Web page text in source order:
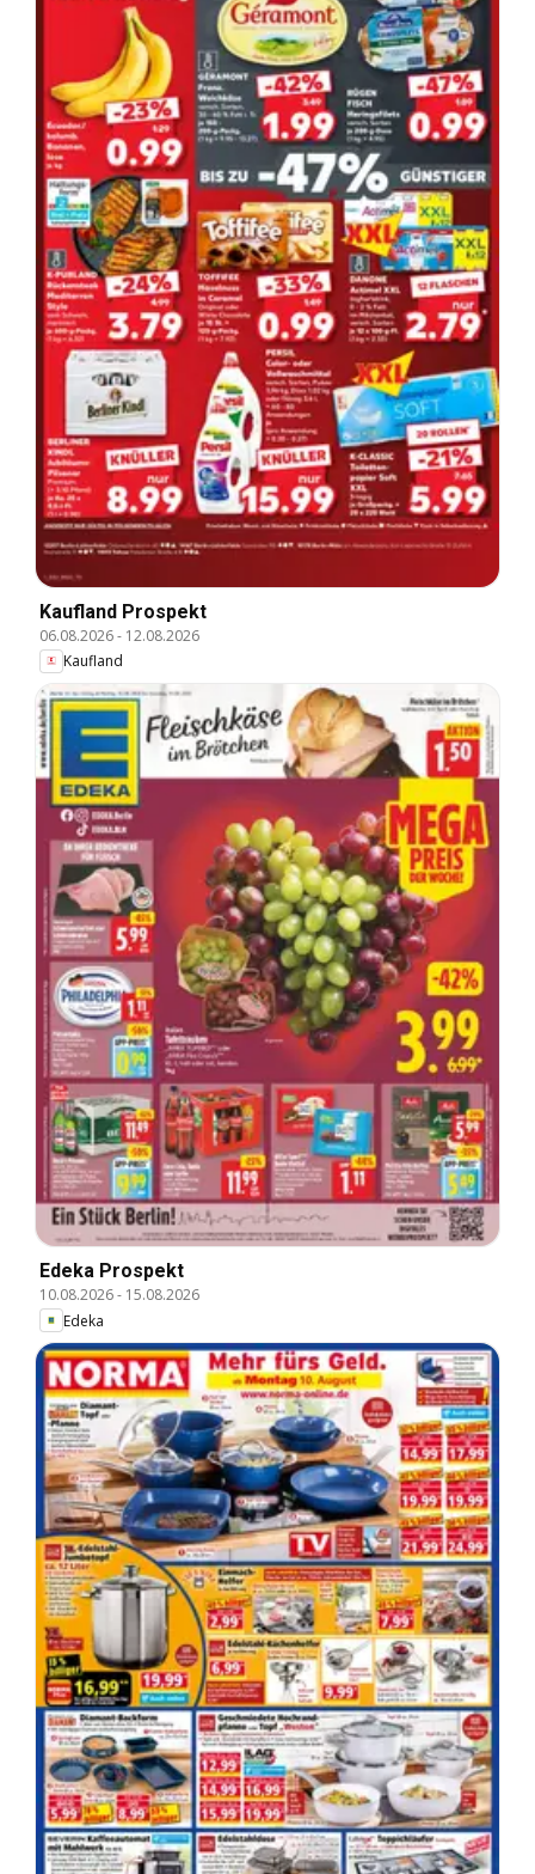
Kaufland Prospekt
06.08.2026- 12.08.2026
Kaufland
Edeka Prospekt
10.08.2026- 15.08.2026
Edeka